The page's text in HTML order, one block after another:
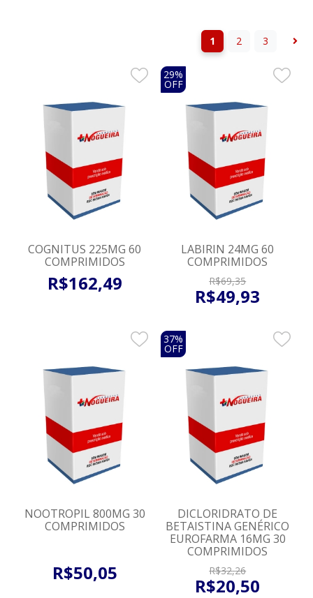
1 2 3
COGNITUS 225MG 60
COMPRIMIDOS
R$162,49
29%
OFF
LABIRIN 24MG 60
COMPRIMIDOS
R$69,35
R$49,93
NOOTROPIL 800MG 30
COMPRIMIDOS
R$50,05
37%
OFF
DICLORIDRATO DE
BETAISTINA GENÉRICO
EUROFARMA 16MG 30
COMPRIMIDOS
R$32,26
R$20,50